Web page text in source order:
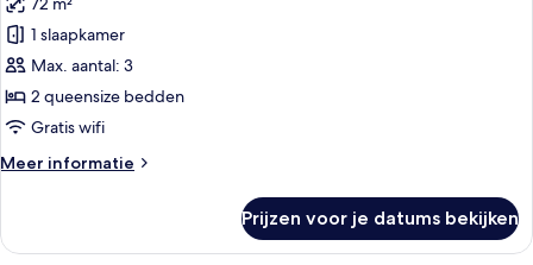
Suite
laden1 slaapkamer
Max. aantal: 3
2 queensize bedden
Gratis wifi
Meer informatie
Meer
Prijzen voor je datums bekijken